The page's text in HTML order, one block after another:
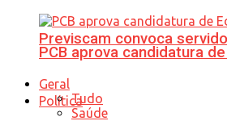
Previscam convoca
Política
PCB aprova candidatura
Geral
Tudo
Saúde